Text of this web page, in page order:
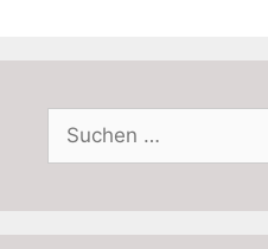
Suchen
nach: